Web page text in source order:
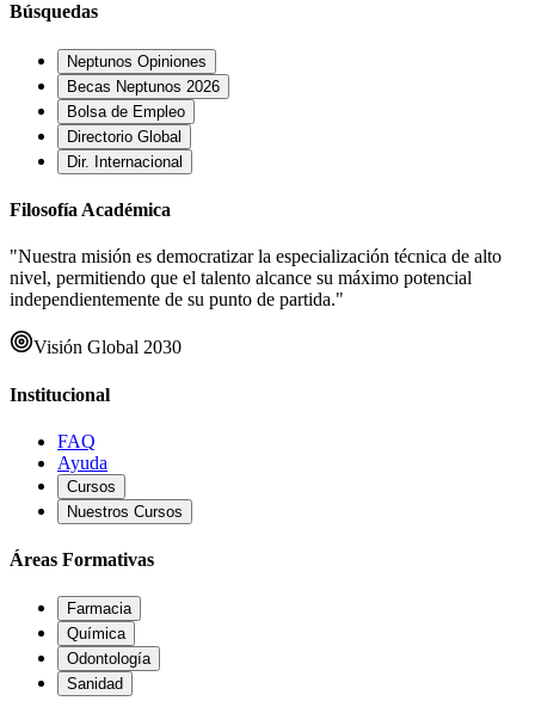
Búsquedas
Neptunos Opiniones
Becas Neptunos 2026
Bolsa de Empleo
Directorio Global
Dir. Internacional
Filosofía Académica
"Nuestra misión es democratizar la especialización técnica de alto
nivel, permitiendo que el talento alcance su máximo potencial
independientemente de su punto de partida."
Visión Global 2030
Institucional
FAQ
Ayuda
Cursos
Nuestros Cursos
Áreas Formativas
Farmacia
Química
Odontología
Sanidad